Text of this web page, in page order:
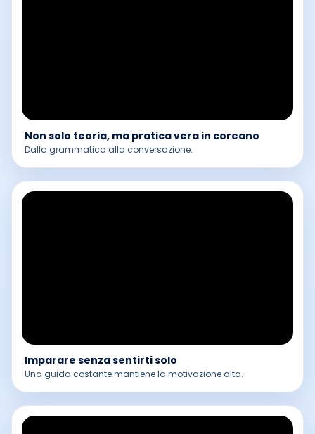
Non solo teoria, ma pratica vera in coreano
Dalla grammatica alla conversazione.
Imparare senza sentirti solo
Una guida costante mantiene la motivazione alta.